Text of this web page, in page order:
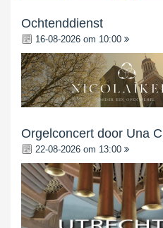
Ochtenddienst
16-08-2026 om 10:00
Orgelconcert door Una
22-08-2026 om 13:00